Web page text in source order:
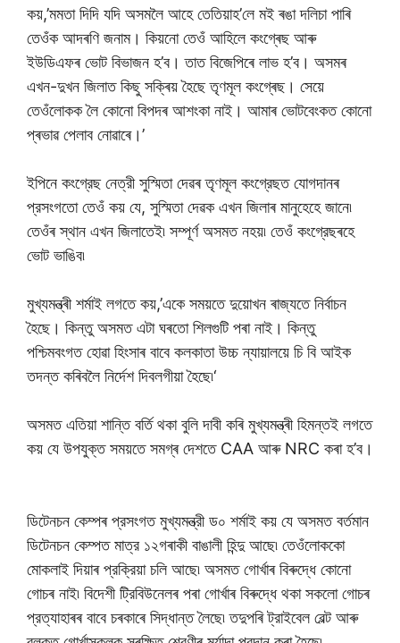
কয়,’মমতা দিদি যদি অসমলৈ আহে তেতিয়াহ’লে মই ৰঙা দলিচা পাৰি
তেওঁক আদৰণি জনাম। কিয়নো তেওঁ আহিলে কংগ্ৰেছ আৰু
ইউডিএফৰ ভোট বিভাজন হ’ব। তাত বিজেপিৰে লাভ হ’ব। অসমৰ
এখন-দুখন জিলাত কিছু সক্ৰিয় হৈছে তৃণমূল কংগ্ৰেছ। সেয়ে
তেওঁলোকক লৈ কোনো বিপদৰ আশংকা নাই। আমাৰ ভোটবেংকত কোনো
প্ৰভাৱ পেলাব নোৱাৰে।’
ইপিনে কংগ্রেছ নেত্রী সুস্মিতা দেৱৰ তৃণমূল কংগ্রেছত যোগদানৰ
প্রসংগতো তেওঁ কয় যে, সুস্মিতা দেৱক এখন জিলাৰ মানুহেহে জানে৷
তেওঁৰ স্থান এখন জিলাতেই৷ সম্পূর্ণ অসমত নহয়৷ তেওঁ কংগ্রেছৰহে
ভোট ভাঙিব৷
মুখ্যমন্ত্ৰী শৰ্মাই লগতে কয়,’একে সময়তে দুয়োখন ৰাজ্যতে নিৰ্বাচন
হৈছে। কিন্তু অসমত এটা ঘৰতো শিলগুটি পৰা নাই। কিন্তু
পশ্চিমবংগত হোৱা হিংসাৰ বাবে কলকাতা উচ্চ ন্যায়ালয়ে চি বি আইক
তদন্ত কৰিবলৈ নির্দেশ দিবলগীয়া হৈছে৷‘
অসমত এতিয়া শান্তি বৰ্তি থকা বুলি দাবী কৰি মুখ্যমন্ত্ৰী হিমন্তই লগতে
কয় যে উপযুক্ত সময়তে সমগ্ৰ দেশতে CAA আৰু NRC কৰা হ’ব।
ডিটেনচন কেম্পৰ প্রসংগত মুখ্যমন্ত্রী ড০ শর্মাই কয় যে অসমত বর্তমান
ডিটেনচন কেম্পত মাত্র ১২গৰাকী বাঙালী হিন্দু আছে৷ তেওঁলোককো
মোকলাই দিয়াৰ প্রক্রিয়া চলি আছে৷ অসমত গোর্খাৰ বিৰুদ্ধে কোনো
গোচৰ নাই৷ বিদেশী ট্রিবিউনেলৰ পৰা গোর্খাৰ বিৰুদ্ধে থকা সকলো গোচৰ
প্রত্যাহাৰৰ বাবে চৰকাৰে সিদ্ধান্ত লৈছে৷ তদুপৰি ট্রাইবেল বেল্ট আৰু